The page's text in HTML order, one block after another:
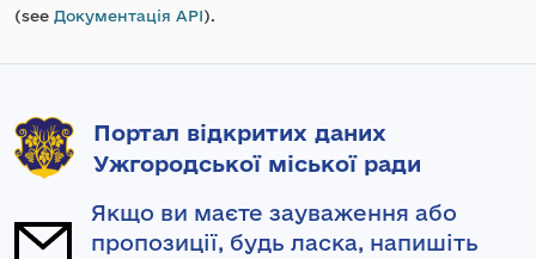
(see Документація API).
Портал відкритих даних
Ужгородської міської ради
Якщо ви маєте зауваження або
пропозиції, будь ласка, напишіть